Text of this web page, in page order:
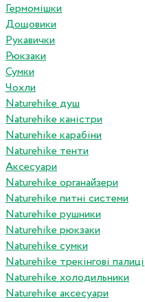
Гермомішки
Дощовики
Рукавички
Рюкзаки
Сумки
Чохли
Naturehike душ
Naturehike каністри
Naturehike карабіни
Naturehike тенти
Аксесуари
Naturehike органайзери
Naturehike питні системи
Naturehike рушники
Naturehike рюкзаки
Naturehike сумки
Naturehike трекінгові палиці
Naturehike холодильники
Naturehike аксесуари